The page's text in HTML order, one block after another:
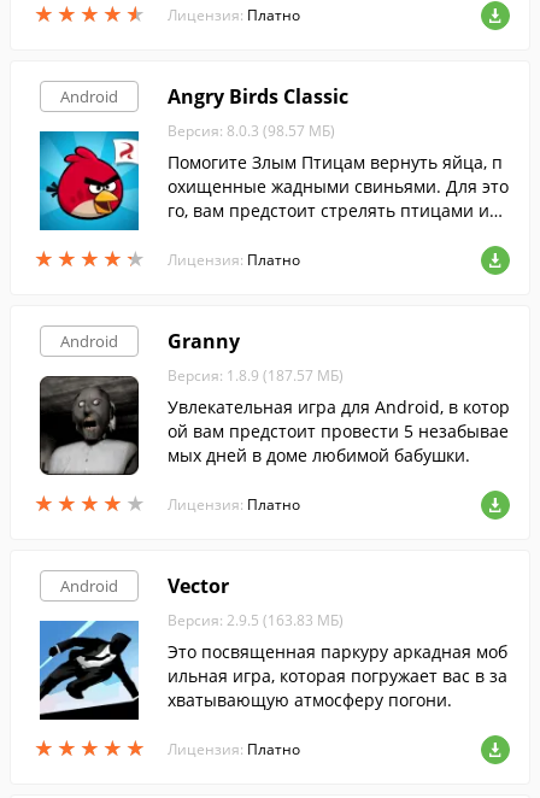
★ ★ ★ ★ ★
★ ★ ★ ★ ★ Лицензия: Платно
Android
★ ★ ★ ★ ★
★ ★ ★ ★ ★
Angry Birds Classic
Версия: 8.0.3 (98.57 МБ)
Помогите Злым Птицам вернуть яйца, п
охищенные жадными свиньями. Для это
го, вам предстоит стрелять птицами из
Лицензия: Платно
Android
★ ★ ★ ★ ★
★ ★ ★ ★ ★
Granny
Версия: 1.8.9 (187.57 МБ)
Увлекательная игра для Android, в котор
ой вам предстоит провести 5 незабывае
мых дней в доме любимой бабушки.
Лицензия: Платно
Android
★ ★ ★ ★ ★
★ ★ ★ ★ ★
Vector
Версия: 2.9.5 (163.83 МБ)
Это посвященная паркуру аркадная моб
ильная игра, которая погружает вас в за
хватывающую атмосферу погони.
Лицензия: Платно